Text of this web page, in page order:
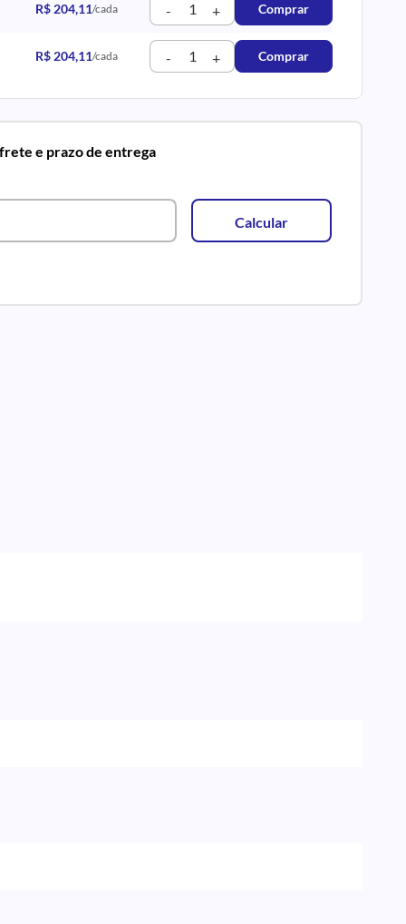
R$ 204,11/cada - + Comprar
R$ 204,11/cada - + Comprar
e prazo de entrega
Calcular